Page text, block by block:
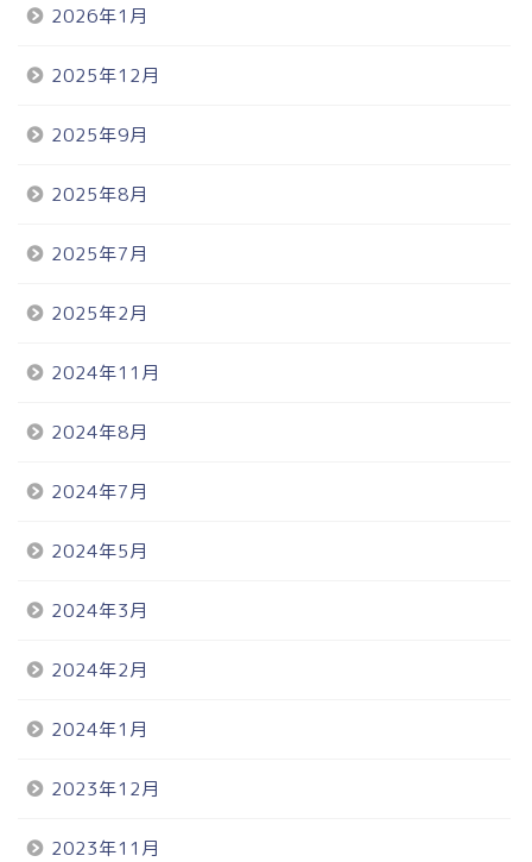
2026年1月
2025年12月
2025年9月
2025年8月
2025年7月
2025年2月
2024年11月
2024年8月
2024年7月
2024年5月
2024年3月
2024年2月
2024年1月
2023年12月
2023年11月